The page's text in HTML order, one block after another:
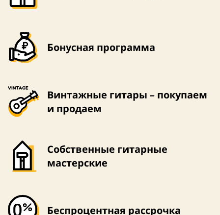
Бонусная программа
Винтажные гитары – покупаем
и продаем
Собственные гитарные
мастерские
Беспроцентная рассрочка